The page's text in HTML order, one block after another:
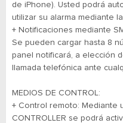
de iPhone). Usted podrá
utilizar su alarma mediante
+ Notificaciones mediante
Se pueden cargar hasta 8
panel notificará, a elección
llamada telefónica ante
MEDIOS DE CONTROL:
+ Control remoto: Mediante
CONTROLLER se podrá